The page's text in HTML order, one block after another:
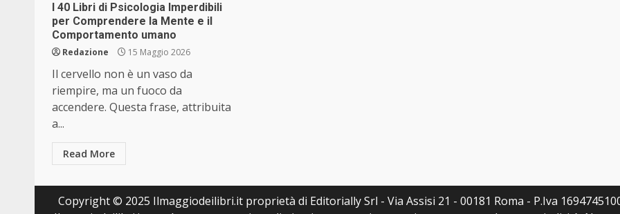
I 40 Libri di Psicologia Imperdibili
per Comprendere la Mente e il
Comportamento umano
Redazione 15 Maggio 2026
Il cervello non è un vaso da
riempire, ma un fuoco da
accendere. Questa frase, attribuita
a...
Read More
Copyright © 2025 Ilmaggiodeilibri.it proprietà di Editorially Srl - Via Assisi 21 - 00181 Roma - P.Iva